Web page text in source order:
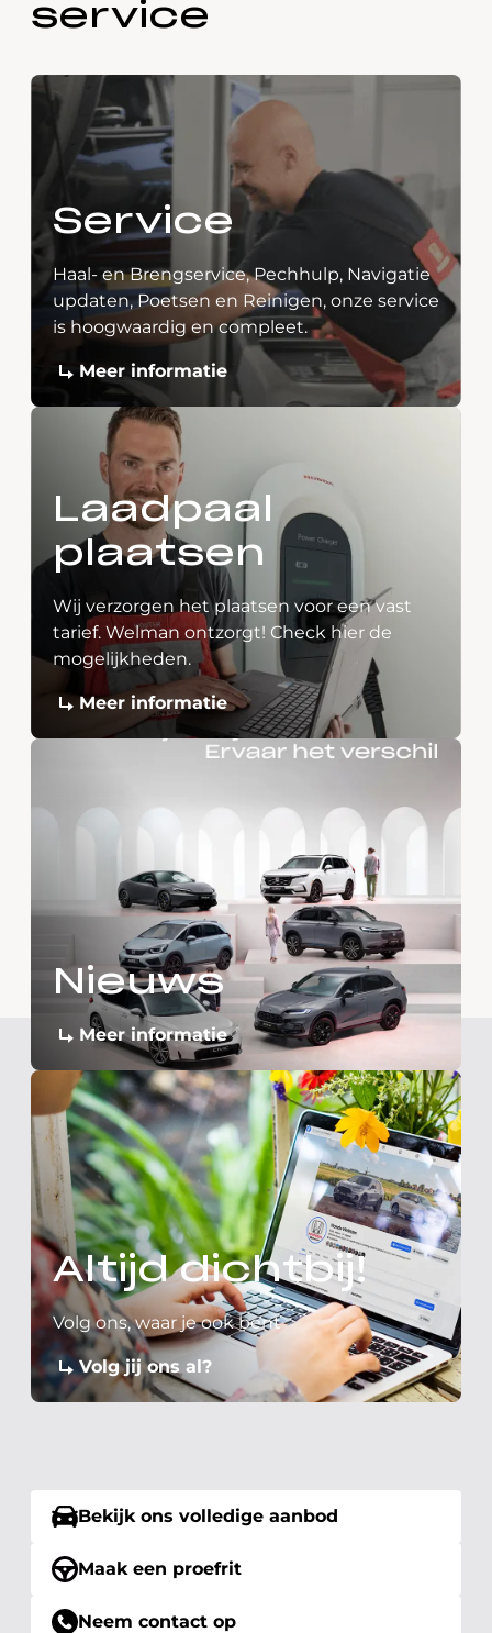
service
Service
Haal- en Brengservice, Pechhulp, Navigatie
updaten, Poetsen en Reinigen, onze service
is hoogwaardig en compleet.
Meer informatie
Laadpaal
plaatsen
Wij verzorgen het plaatsen voor een vast
tarief. Welman ontzorgt! Check hier de
mogelijkheden.
Meer informatie
Nieuws
Meer informatie
Altijd dichtbij!
Volg ons, waar je ook bent
Volg jij ons al?
Bekijk ons volledige aanbod
Maak een proefrit
Neem contact op